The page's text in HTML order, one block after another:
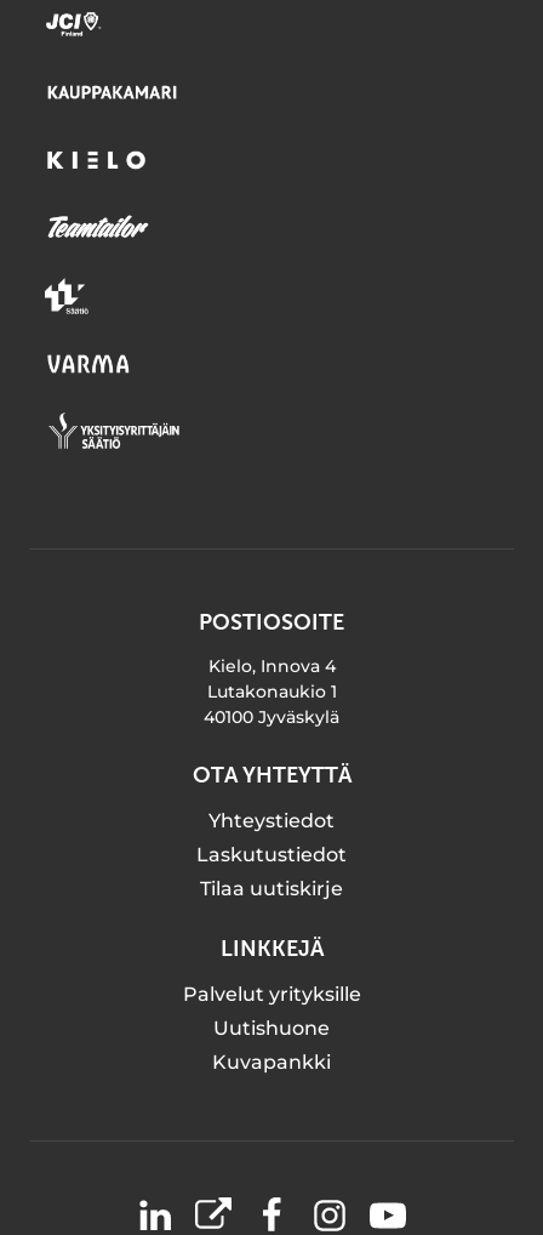
POSTIOSOITE
Kielo, Innova 4
Lutakonaukio 1
40100 Jyväskylä
OTA YHTEYTTÄ
Yhteystiedot
Laskutustiedot
Tilaa uutiskirje
LINKKEJÄ
Palvelut yrityksille
Uutishuone
Kuvapankki
LinkedIn
X FacebookInstagramYouTube